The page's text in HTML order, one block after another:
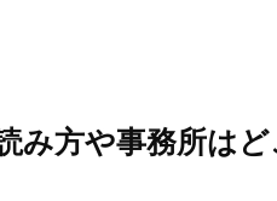
み方や事務所は